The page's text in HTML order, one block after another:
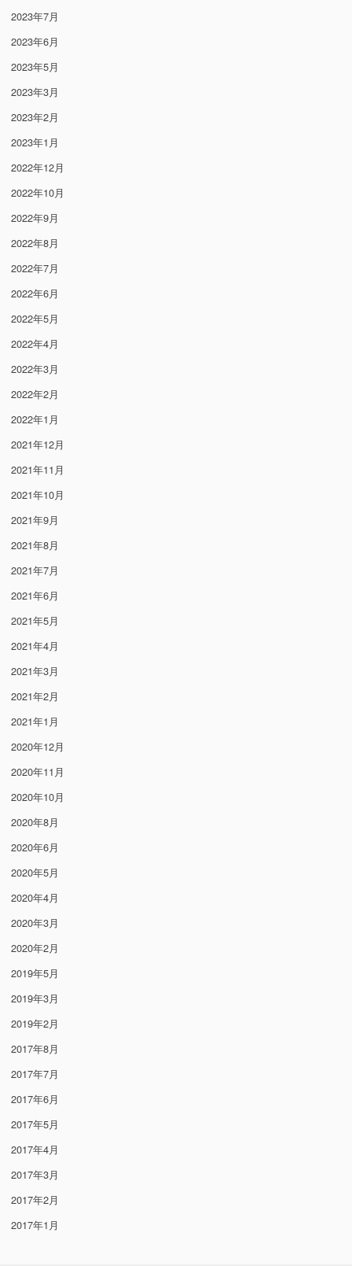
2023年7月
2023年6月
2023年5月
2023年3月
2023年2月
2023年1月
2022年12月
2022年10月
2022年9月
2022年8月
2022年7月
2022年6月
2022年5月
2022年4月
2022年3月
2022年2月
2022年1月
2021年12月
2021年11月
2021年10月
2021年9月
2021年8月
2021年7月
2021年6月
2021年5月
2021年4月
2021年3月
2021年2月
2021年1月
2020年12月
2020年11月
2020年10月
2020年8月
2020年6月
2020年5月
2020年4月
2020年3月
2020年2月
2019年5月
2019年3月
2019年2月
2017年8月
2017年7月
2017年6月
2017年5月
2017年4月
2017年3月
2017年2月
2017年1月